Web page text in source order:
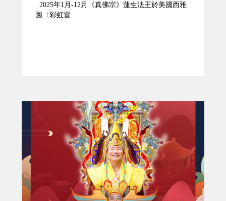
2025年1月-12月《真佛宗》蓮生法王於美國西雅
圖〈彩虹雷